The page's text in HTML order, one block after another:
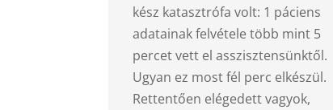
kész katasztrófa volt: 1 páciens
adatainak felvétele több mint 5
percet vett el asszisztensünktől.
Ugyan ez most fél perc elkészül.
Rettentően elégedett vagyok,